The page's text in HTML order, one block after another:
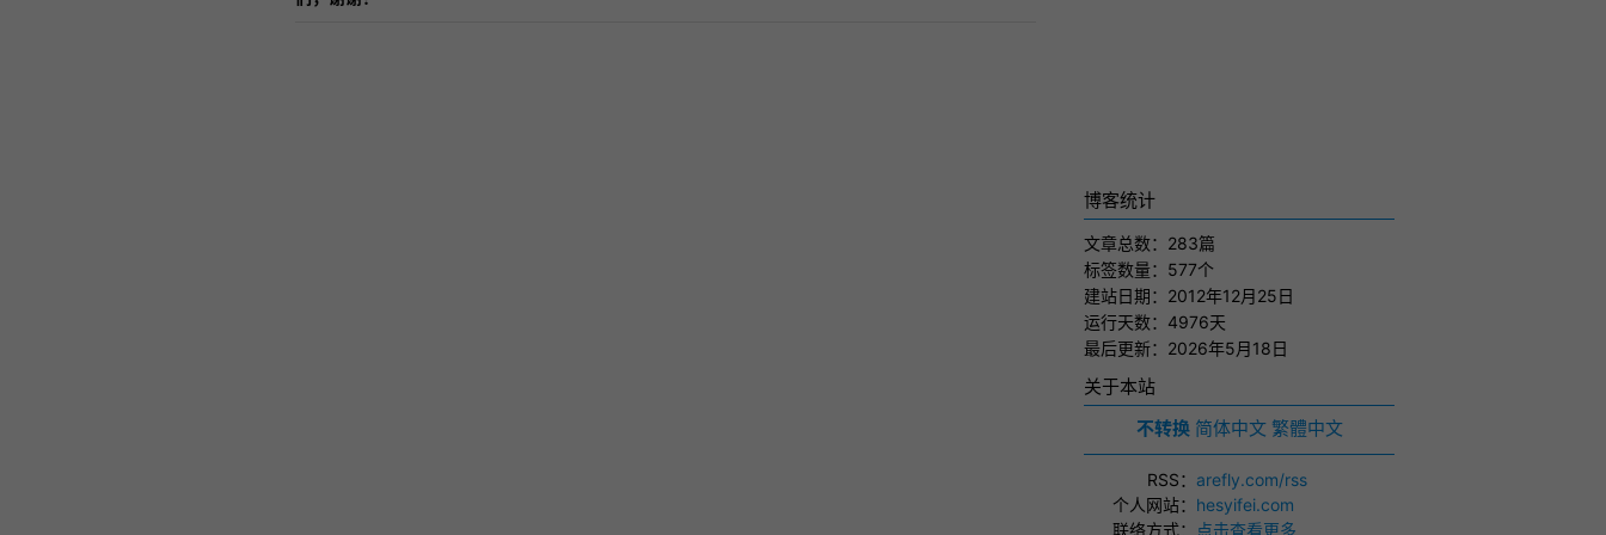
博客统计
文章总数：283篇
标签数量：577个
建站日期：2012年12月25日
运行天数：4976天
最后更新：2026年5月18日
关于本站
不转换 简体中文 繁體中文
RSS： arefly.com/rss
个人网站： hesyifei.com
联络方式： 点击查看更多